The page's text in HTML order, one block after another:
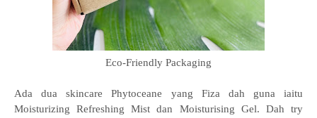
Eco-Friendly Packaging
Ada dua skincare Phytoceane yang Fiza dah guna iaitu
Moisturizing Refreshing Mist dan Moisturising Gel. Dah try